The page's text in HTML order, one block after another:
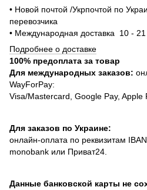
• Новой почтой /Укрпочтой по
перевозчика
• Международная доставка 10 -
Подробнее о доставке
100% предоплата за товар
Для международных заказов:
WayForPay:
Visa/Mastercard, Google Pay, Apple
Для заказов по Украине:
онлайн-оплата по реквизитам
monobank или Приват24.
Данные банковской карты не